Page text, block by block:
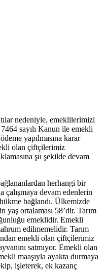
nedeniyle, emeklilerimizi
sayılı Kanun ile emekli
yapılmasına karar
olan çiftçilerimiz
şu şekilde devam
herhangi bir
çalışmaya devam edenlerin
bağlandı. Ülkemizde
yaş ortalaması 58’dir. Tarım
emeklidir. Emekli
edilmemelidir. Tarım
emekli olan çiftçilerimiz
satmıyor. Emekli olan
maaşıyla ayakta durmaya
işleterek, ek kazanç